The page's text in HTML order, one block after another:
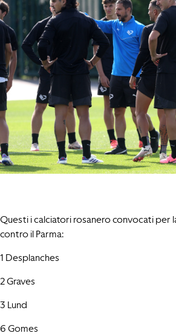
Questi i calciatori rosanero convocati per
contro il Parma:
1 Desplanches
2 Graves
3 Lund
6 Gomes